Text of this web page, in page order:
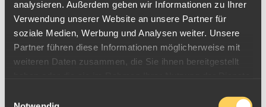
analysieren. Außerdem geben wir Informationen zu Ihrer
Verwendung unserer Website an unsere Partner für
soziale Medien, Werbung und Analysen weiter. Unsere
Partner führen diese Informationen möglicherweise mit
weiteren Daten zusammen, die Sie ihnen bereitgestellt
Auflage
50.112 (F)
Nennwert 10 Mark
Jahrgang
1903-F